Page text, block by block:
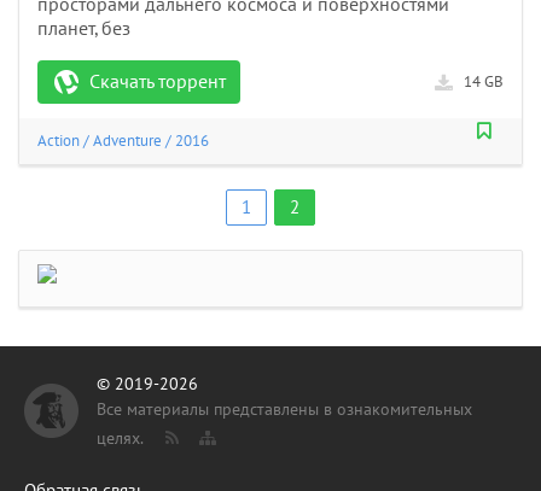
планет, без
Скачать торрент 14 GB
Action/Adventure / 2016
1 2
© 2019-2026
Все материалы представлены в ознакомительных
целях.